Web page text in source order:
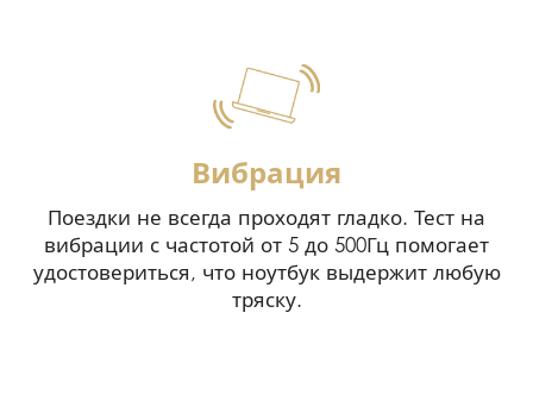
Вибрация
Поездки не всегда проходят гладко. Тест на
вибрации с частотой от 5 до 500Гц помогает
удостовериться, что ноутбук выдержит любую
тряску.